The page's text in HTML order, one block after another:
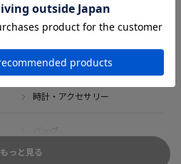
Tシャツ
雑貨
時計・アクセサリー
バッグ
もっと見る